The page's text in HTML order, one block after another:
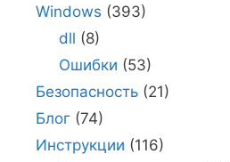
Windows (393)
dll (8)
Ошибки (53)
Безопасность (21)
Блог (74)
Инструкции (116)